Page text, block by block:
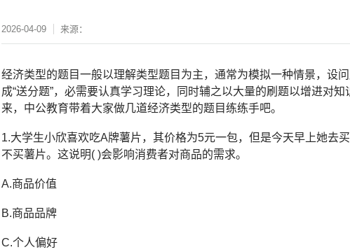
2026-04-09 来源：
经济类型的题目一般以理解类型题目为主，通常为模拟一种情景，设
成“送分题”，必需要认真学习理论，同时辅之以大量的刷题以增进对
来，中公教育带着大家做几道经济类型的题目练练手吧。
1.大学生小欣喜欢吃A牌薯片，其价格为5元一包，但是今天早上她去
不买薯片。这说明( )会影响消费者对商品的需求。
A.商品价值
B.商品品牌
C.个人偏好